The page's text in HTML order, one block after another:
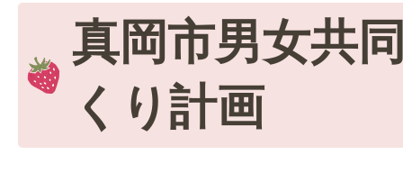
真岡市男女共
くり計画